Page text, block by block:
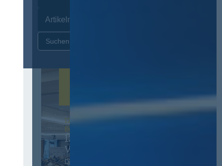
12. & 13. November 2026 in
Berlin
13. Deutscher
Vergabetag
Der Jahreskongress für